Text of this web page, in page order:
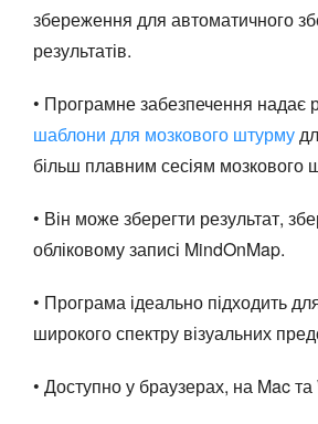
збереження для автоматичного
результатів.
• Програмне забезпечення надає
шаблони для мозкового штурму
більш плавним сесіям мозкового
• Він може зберегти результат,
обліковому записі MindOnMap.
• Програма ідеально підходить
широкого спектру візуальних
• Доступно у браузерах, на Mac